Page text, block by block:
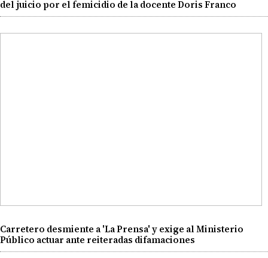
del juicio por el femicidio de la docente Doris Franco
Carretero desmiente a 'La Prensa' y exige al Ministerio
Público actuar ante reiteradas difamaciones